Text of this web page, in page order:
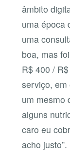
âmbito
uma época
uma
boa, mas
R$ 400 /
serviço, em
um mesmo
alguns
caro eu
acho